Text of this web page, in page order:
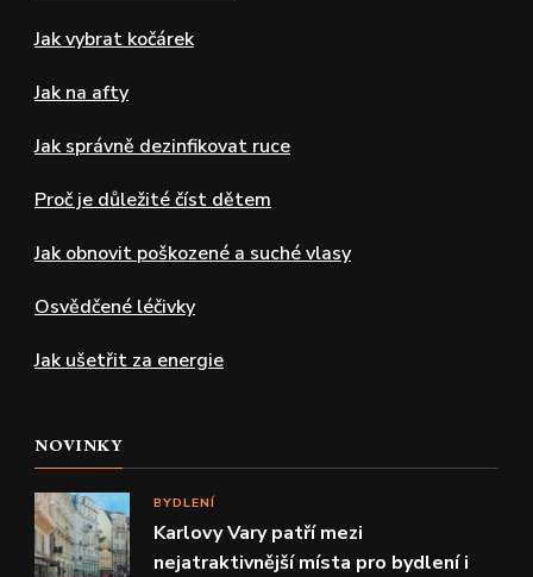
Jak vybrat kočárek
Jak na afty
Jak správně dezinfikovat ruce
Proč je důležité číst dětem
Jak obnovit poškozené a suché vlasy
Osvědčené léčivky
Jak ušetřit za energie
NOVINKY
BYDLENÍ
Karlovy Vary patří mezi
nejatraktivnější místa pro bydlení i